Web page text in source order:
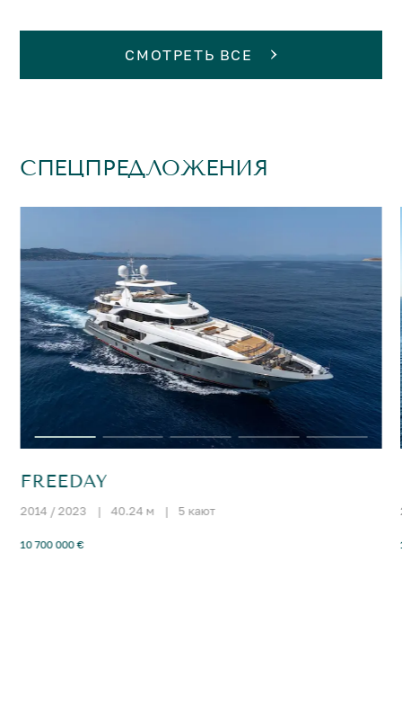
СМОТРЕТЬ ВСЕ
СПЕЦПРЕДЛОЖЕНИЯ
FREEDAY
2014 / 2023 | 40.24 м | 5 кают
10 700 000 €